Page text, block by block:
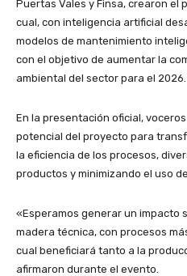
Puertas Vales y Finsa, crearon el
cual, con inteligencia artificial
modelos de mantenimiento
con el objetivo de aumentar la
ambiental del sector para el 2026.
En la presentación oficial,
potencial del proyecto para
la eficiencia de los procesos,
productos y minimizando el uso
«Esperamos generar un impacto
madera técnica, con procesos
cual beneficiará tanto a la
afirmaron durante el evento.